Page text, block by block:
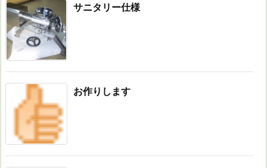
サニタリー仕様
お作りします